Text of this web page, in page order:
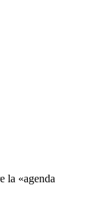
la «agenda